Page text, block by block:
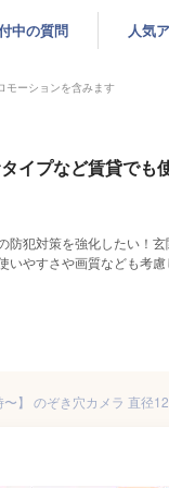
中の質問 人気
モーションを含みます
イプなど賃貸でも
犯対策を強化したい！
やすさや画質なども考